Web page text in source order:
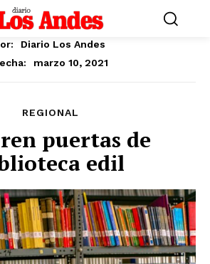
Diario Los Andes
marzo 10, 2021
REGIONAL
puertas de
edil